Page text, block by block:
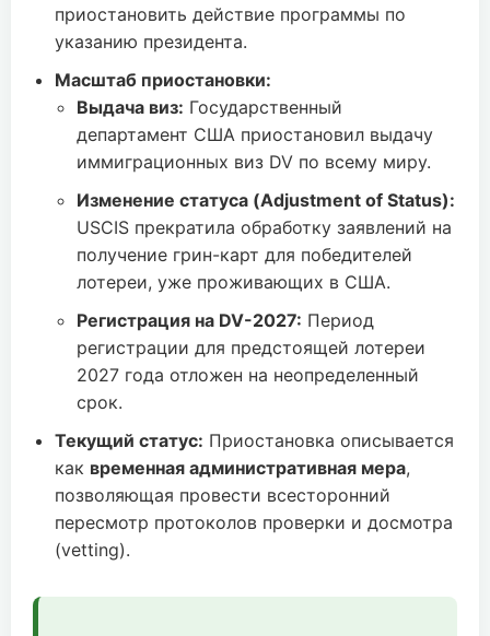
приостановить действие программы по
указанию президента.
Масштаб приостановки:
Выдача виз: Государственный
департамент США приостановил выдачу
иммиграционных виз DV по всему миру.
Изменение статуса (Adjustment of Status):
USCIS прекратила обработку заявлений на
получение грин-карт для победителей
лотереи, уже проживающих в США.
Регистрация на DV-2027: Период
регистрации для предстоящей лотереи
2027 года отложен на неопределенный
срок.
Текущий статус: Приостановка описывается
как временная административная мера,
позволяющая провести всесторонний
пересмотр протоколов проверки и досмотра
(vetting).